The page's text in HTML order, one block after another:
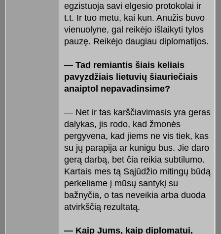
egzistuoja savi elgesio protokolai ir
t.t. Ir tuo metu, kai kun. Anužis buvo
vienuolyne, gal reikėjo išlaikyti tylos
pauzę. Reikėjo daugiau diplomatijos.
— Tad remiantis šiais keliais
pavyzdžiais lietuvių šiauriečiais
anaiptol nepavadinsime?
— Net ir tas karščiavimasis yra geras
dalykas, jis rodo, kad žmonės
pergyvena, kad jiems ne vis tiek, kas
su jų parapija ar kunigu bus. Jie daro
gerą darbą, bet čia reikia subtilumo.
Kartais mes tą Sąjūdžio mitingų būdą
perkeliame į mūsų santykį su
bažnyčia, o tas neveikia arba duoda
atvirkščią rezultatą.
— Kaip Jums, kaip diplomatui,